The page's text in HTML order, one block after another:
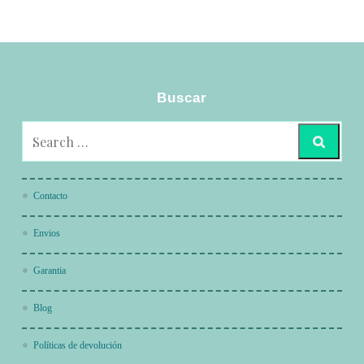
Buscar
Contacto
Envios
Garantia
Blog
Políticas de devolución